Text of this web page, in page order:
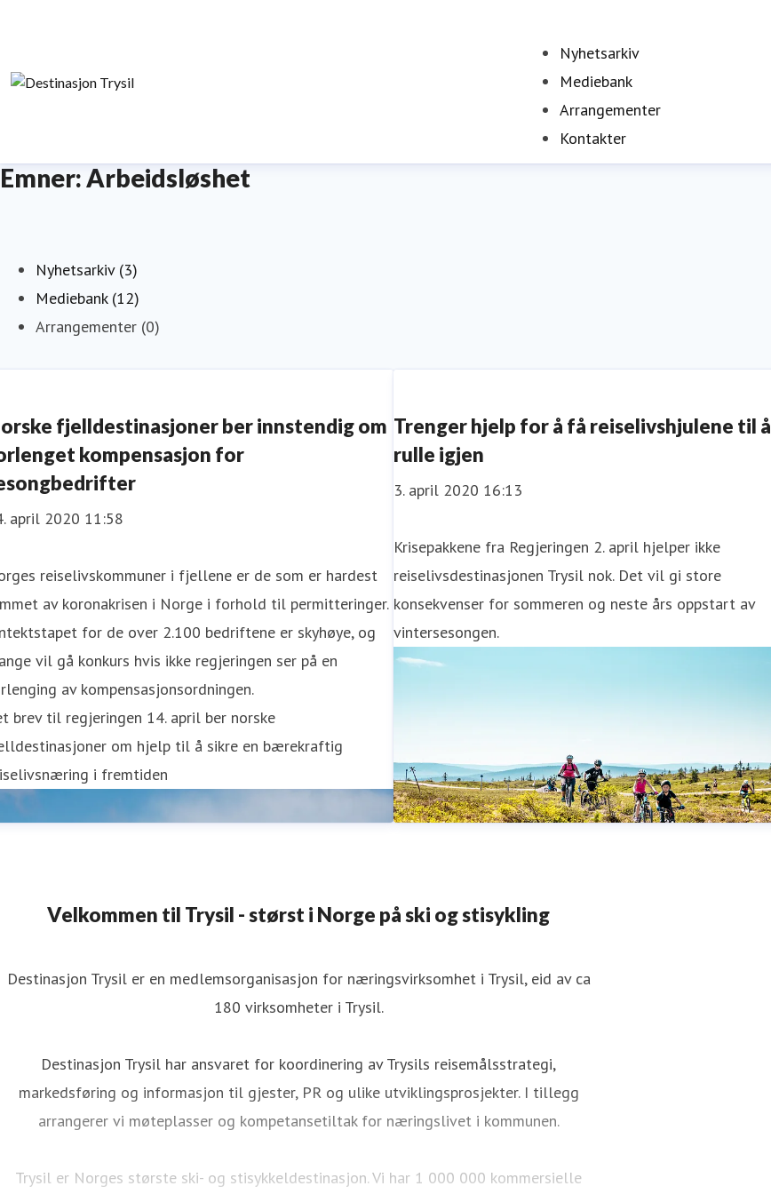
Nyhetsarkiv
Mediebank
Arrangementer
Kontakter
Emner: Arbeidsløshet
Nyhetsarkiv (3)
Mediebank (12)
Arrangementer (0)
fjelldestinasjoner ber innstendig om
kompensasjon for
april 2020 11:58
reiselivskommuner i fjellene er de som er hardest
av koronakrisen i Norge i forhold til permitteringer.
for de over 2.100 bedriftene er skyhøye, og
vil gå konkurs hvis ikke regjeringen ser på en
av kompensasjonsordningen.
brev til regjeringen 14. april ber norske
om hjelp til å sikre en bærekraftig
i fremtiden
Trenger hjelp for å få reiselivshjulene til å
rulle igjen
3. april 2020 16:13
Krisepakkene fra Regjeringen 2. april hjelper ikke
reiselivsdestinasjonen Trysil nok. Det vil gi store
konsekvenser for sommeren og neste års oppstart av
vintersesongen.
Velkommen til Trysil - størst i Norge på ski og stisykling
Destinasjon Trysil er en medlemsorganisasjon for næringsvirksomhet i Trysil, eid av ca
180 virksomheter i Trysil.
Destinasjon Trysil har ansvaret for koordinering av Trysils reisemålsstrategi,
markedsføring og informasjon til gjester, PR og ulike utviklingsprosjekter. I tillegg
arrangerer vi møteplasser og kompetansetiltak for næringslivet i kommunen.
Trysil er Norges største ski- og stisykkeldestinasjon. Vi har 1 000 000 kommersielle